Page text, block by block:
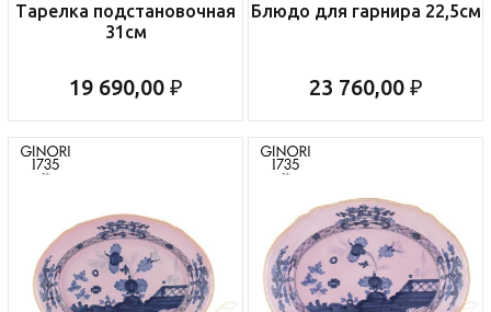
Тарелка подстановочная
31см
19 690,00 ₽
Блюдо для гарнира 22,5см
23 760,00 ₽